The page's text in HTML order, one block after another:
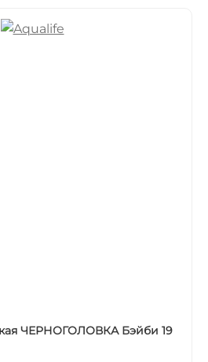
ЧЕРНОГОЛОВКА Бэйби 19